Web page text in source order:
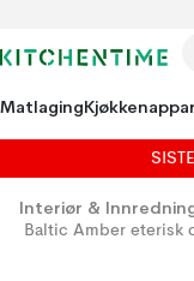
Matlaging
Interiør &
Baltic Amber eterisk